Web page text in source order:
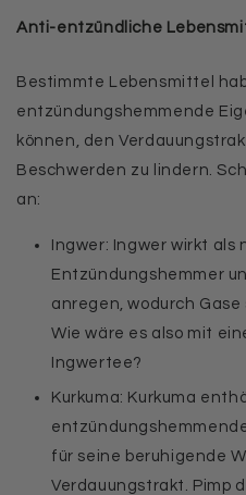
Anti-entzündliche
Bestimmte Lebensmittel
entzündungshemmende
können, den
Beschwerden zu lindern.
an:
Ingwer: Ingwer wirkt als
Entzündungshemmer
anregen, wodurch
Wie wäre es also mit
Ingwertee?
Kurkuma: Kurkuma
für seine beruhigende
Verdauungstrakt. Pimp